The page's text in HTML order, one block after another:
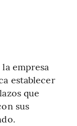
empresa
establecer
que
sus